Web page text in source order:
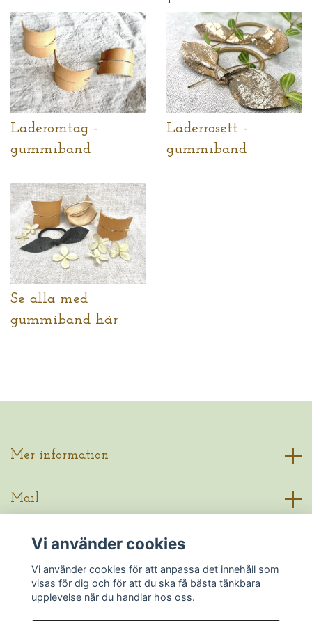
Läderomtag -
gummiband
Läderrosett -
gummiband
Se alla med
gummiband här
Mer information
Mail
Sociala medier
Vi använder cookies
Vi använder cookies för att anpassa det innehåll som
visas för dig och för att du ska få bästa tänkbara
upplevelse när du handlar hos oss.